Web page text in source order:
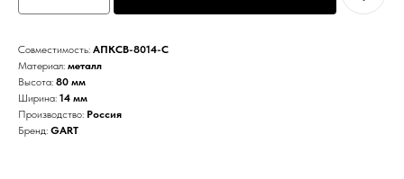
Совместимость: АПКСВ-8014-С
Материал: металл
Высота: 80 мм
Ширина: 14 мм
Производство: Россия
Бренд: GART